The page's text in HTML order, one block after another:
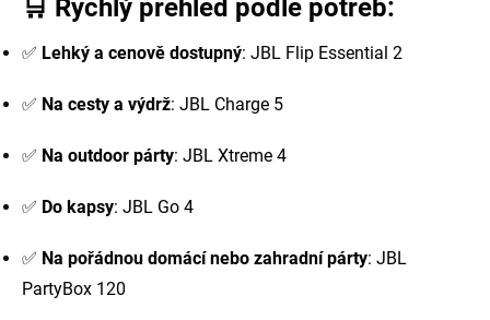
🛒 Rychlý přehled podle potřeb:
✅ Lehký a cenově dostupný: JBL Flip Essential 2
✅ Na cesty a výdrž: JBL Charge 5
✅ Na outdoor párty: JBL Xtreme 4
✅ Do kapsy: JBL Go 4
✅ Na pořádnou domácí nebo zahradní párty: JBL
PartyBox 120